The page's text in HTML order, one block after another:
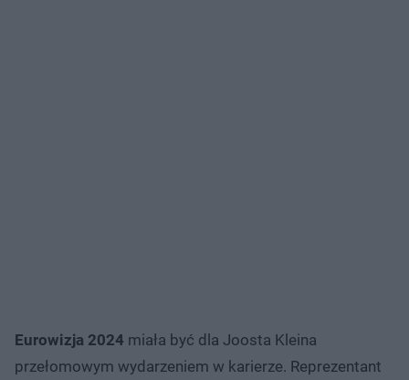
Eurowizja 2024 miała być dla Joosta Kleina
przełomowym wydarzeniem w karierze. Reprezentant